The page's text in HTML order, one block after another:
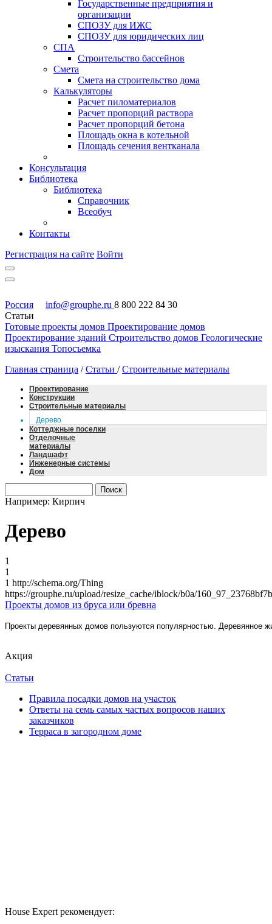
Государственные предприятия и
организации
СПОЗУ для ИЖС
СПОЗУ для юридических лиц
СПА
Строительство бассейнов
Смета
Смета на строительство дома
Калькуляторы
Расчет пиломатериалов
Расчет пропорций раствора
Расчет пропорций бетона
Площадь окна в котельной
Площадь сечения вентканала
Консультация
Библиотека
Библиотека
Справочник
Всеобуч
Контакты
Регистрация на сайте Войти
Россия info@grouphe.ru 8 800 222 84 30
Статьи
Готовые проекты домов Проектирование домов
Проектирование зданий Строительство домов Геологические
изыскания Топосъемка
Главная страница / Статьи / Строительные материалы
Проектирование
Конструкции
Строительные материалы
Дерево
Коттеджные поселки
Отделочные
материалы
Ландшафт
Инженерные системы
Дом
Например: Кирпич
Дерево
1
1
1 http://schema.org/Thing
https://grouphe.ru/upload/resize_cache/iblock/b0a/
Проекты домов из бруса или бревна
Проекты деревянных домов пользуются популярностью. Деревянное
Акция
Статьи
Правила посадки домов на участок
Ответы на семь самых частых вопросов наших
заказчиков
Терраса в загородном доме
House Expert рекомендует: